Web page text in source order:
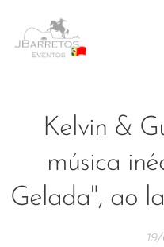
Kelvin &
música
Gelada", ao